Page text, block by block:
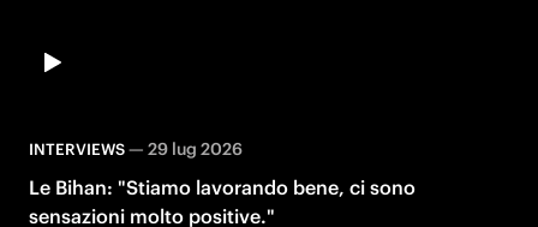
INTERVIEWS— 29 lug 2026
Le Bihan: "Stiamo lavorando bene, ci sono
sensazioni molto positive."